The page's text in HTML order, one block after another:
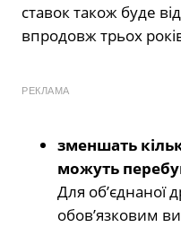
ставок також буде
впродовж трьох
РЕКЛАМА
зменшать
можуть
Для об’єднаної
обов’язковим